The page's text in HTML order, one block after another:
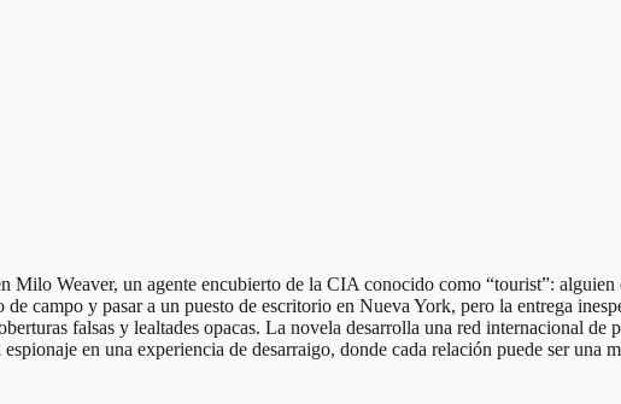
Milo Weaver, un agente encubierto de la CIA conocido como “tourist”:
campo y pasar a un puesto de escritorio en Nueva York, pero la entrega
falsas y lealtades opacas. La novela desarrolla una red internacional de
en una experiencia de desarraigo, donde cada relación puede ser una